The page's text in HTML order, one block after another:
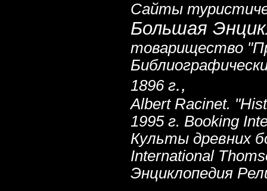
Сайты
Большая
товарищество
1896 г.,
Albert Racinet.
1995 г. Booking
Культы древних
International
Энциклопедия